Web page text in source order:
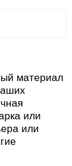
материал
или
или